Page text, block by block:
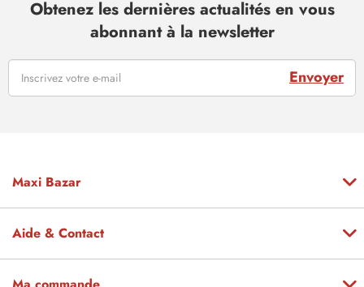
Obtenez les dernières actualités en vous
abonnant à la newsletter
Envoyer
Maxi Bazar
Aide & Contact